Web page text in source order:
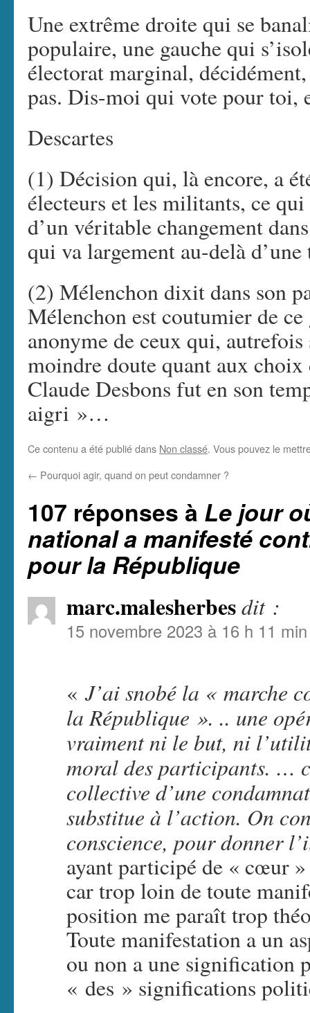
Une extrême droite qui se
populaire, une gauche qui
électorat marginal,
pas. Dis-moi qui vote pour
Descartes
(1) Décision qui, là encore, a
électeurs et les militants, ce
d’un véritable changement
qui va largement au-delà
(2) Mélenchon dixit dans son
Mélenchon est coutumier de
anonyme de ceux qui,
moindre doute quant aux
Claude Desbons fut en son
aigri »…
Ce contenu a été publié dans Non classé. Vous pouvez le
← Pourquoi agir, quand on peut condamner ?
107 réponses à Le jour
national a manifesté
pour la République
marc.malesherbesdit :
15 novembre 2023 à 16 h 11 min
«J’ai snobé la « marche
la République ». .. une
vraiment ni le but, ni
moral des participants. …
collective d’une
substitue à l’action. On
conscience, pour donner
ayant participé de « cœur
car trop loin de toute
position me paraît trop
Toute manifestation a un
ou non a une signification
« des » significations